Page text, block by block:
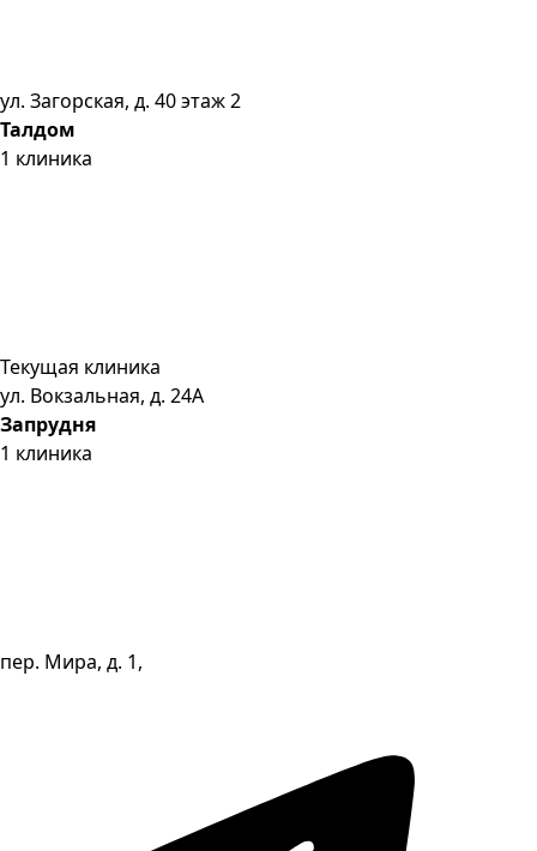
ул. Загорская, д. 40 этаж 2
Талдом
1 клиника
Текущая клиника
ул. Вокзальная, д. 24А
Запрудня
1 клиника
пер. Мира, д. 1,